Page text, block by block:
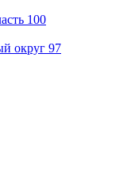
100
округ 97